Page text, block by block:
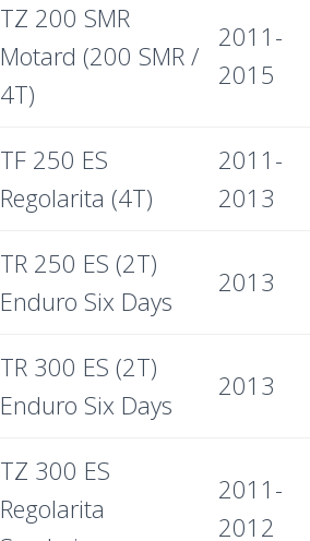
TZ 200 SMR
Motard (200 SMR /
4T)
2011-
2015
TF 250 ES
Regolarita (4T)
2011-
2013
TR 250 ES (2T)
Enduro Six Days
2013
TR 300 ES (2T)
Enduro Six Days
2013
TZ 300 ES
Regolarita
2011-
2012